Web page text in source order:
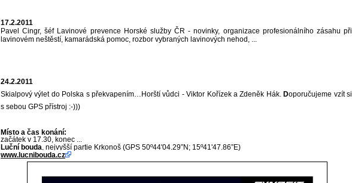
17.2.2011
Pavel Cingr, šéf Lavinové prevence Horské služby ČR - novinky, organizace profesionálního zásahu při
lavinovém neštěstí, kamarádská pomoc, rozbor vybraných lavinových nehod, ...
24.2.2011
Skialpový výlet do Polska s překvapením…Horští vůdci - Viktor Kořízek a Zdeněk Hák. Doporučujeme vzít si
s sebou GPS přístroj :-)))
Místo a čas konání:
začátek v 17.30, konec ...
Luční bouda, nejvyšší partie Krkonoš (GPS 50º44'04.29”N; 15º41'47.86”E)
www.lucnibouda.cz